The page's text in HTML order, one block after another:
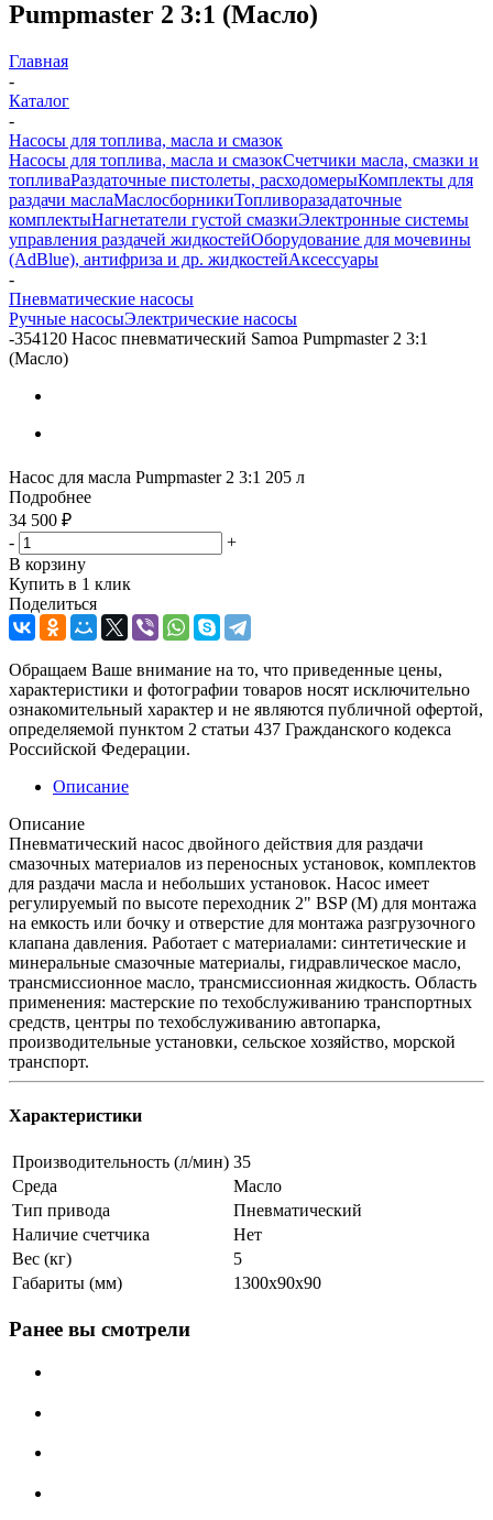
Pumpmaster 2 3:1 (Масло)
Главная
-
Каталог
-
Насосы для топлива, масла и смазок
Насосы для топлива, масла и смазокСчетчики масла, смазки и
топливаРаздаточные пистолеты, расходомерыКомплекты для
раздачи маслаМаслосборникиТопливоразадаточные
комплектыНагнетатели густой смазкиЭлектронные системы
управления раздачей жидкостейОборудование для мочевины
(AdBlue), антифриза и др. жидкостейАксессуары
-
Пневматические насосы
Ручные насосыЭлектрические насосы
-354120 Насос пневматический Samoa Pumpmaster 2 3:1
(Масло)
Насос для масла Pumpmaster 2 3:1 205 л
Подробнее
34 500 ₽
-
+
В корзину
Купить в 1 клик
Поделиться
Обращаем Ваше внимание на то, что приведенные цены,
характеристики и фотографии товаров носят исключительно
ознакомительный характер и не являются публичной офертой,
определяемой пунктом 2 статьи 437 Гражданского кодекса
Российской Федерации.
Описание
Описание
Пневматический насос двойного действия для раздачи
смазочных материалов из переносных установок, комплектов
для раздачи масла и небольших установок. Насос имеет
регулируемый по высоте переходник 2" BSP (M) для монтажа
на емкость или бочку и отверстие для монтажа разгрузочного
клапана давления. Работает с материалами: синтетические и
минеральные смазочные материалы, гидравлическое масло,
трансмиссионное масло, трансмиссионная жидкость. Область
применения: мастерские по техобслуживанию транспортных
средств, центры по техобслуживанию автопарка,
производительные установки, сельское хозяйство, морской
транспорт.
Характеристики
Производительность (л/мин) 35
Среда
Масло
Тип привода
Пневматический
Наличие счетчика
Нет
Вес (кг)
5
Габариты (мм)
1300х90х90
Ранее вы смотрели